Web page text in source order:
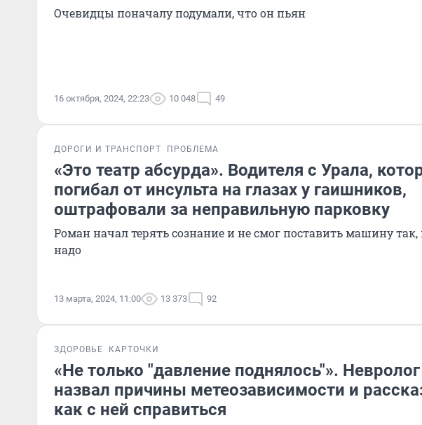
Очевидцы поначалу подумали, что он пьян
16 октября, 2024, 22:23 10 048 49
ДОРОГИ И ТРАНСПОРТ ПРОБЛЕМА
«Это театр абсурда». Водителя с Урала,
погибал от инсульта на глазах у гаишников,
оштрафовали за неправильную парковку
Роман начал терять сознание и не смог поставить машину так,
надо
13 марта, 2024, 11:00 13 373 92
ЗДОРОВЬЕ КАРТОЧКИ
«Не только "давление поднялось"». Невролог
назвал причины метеозависимости и
как с ней справиться